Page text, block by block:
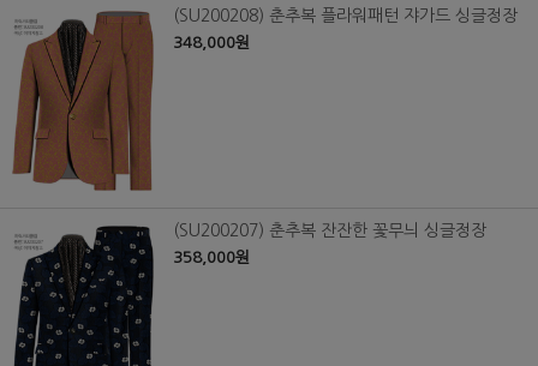
(SU200208) 춘추복 플라워패턴 쟈가드 싱글정장
348,000원
(SU200207) 춘추복 잔잔한 꽃무늬 싱글정장
358,000원